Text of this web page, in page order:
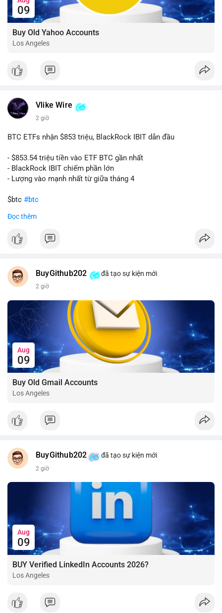
09
Buy Old Yahoo Accounts
Los Angeles
Vlike Wire
2 giờ
BTC ETFs nhận $853 triệu, BlackRock IBIT dẫn đầu
- $853.54 triệu tiền vào ETF BTC gần nhất
- BlackRock IBIT chiếm phần lớn
- Lượng vào mạnh nhất từ giữa tháng 4
$btc #btc
#vlikevn
📰 Nguồn: CoinDesk
Đọc thêm
BuyGithub202 đã tạo sự kiện mới
2 giờ
Aug
09
Buy Old Gmail Accounts
Los Angeles
BuyGithub202 đã tạo sự kiện mới
2 giờ
Aug
09
BUY Verified LinkedIn Accounts 2026?
Los Angeles